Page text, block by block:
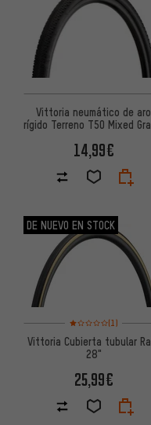
Vittoria neumático de aro
rígido Terreno T50 Mixed
14,99€
DE NUEVO EN STOCK
Valoración media: 1
(1)
Vittoria Cubierta tubular
28"
25,99€